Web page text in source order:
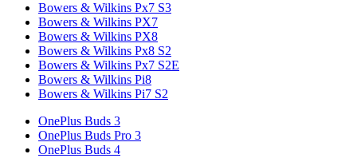
Bowers & Wilkins Px7 S3
Bowers & Wilkins PX7
Bowers & Wilkins PX8
Bowers & Wilkins Px8 S2
Bowers & Wilkins Px7 S2E
Bowers & Wilkins Pi8
Bowers & Wilkins Pi7 S2
OnePlus Buds 3
OnePlus Buds Pro 3
OnePlus Buds 4